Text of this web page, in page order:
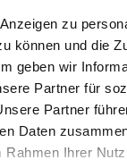
zu
können und die
geben wir
Partner für
Partner
Daten
Rahmen Ihrer